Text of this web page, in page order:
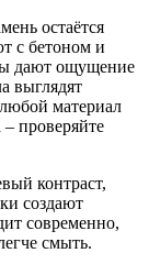
остаётся
с бетоном и
дают ощущение
выглядят
материал
проверяйте
контраст,
создают
современно,
смыть.